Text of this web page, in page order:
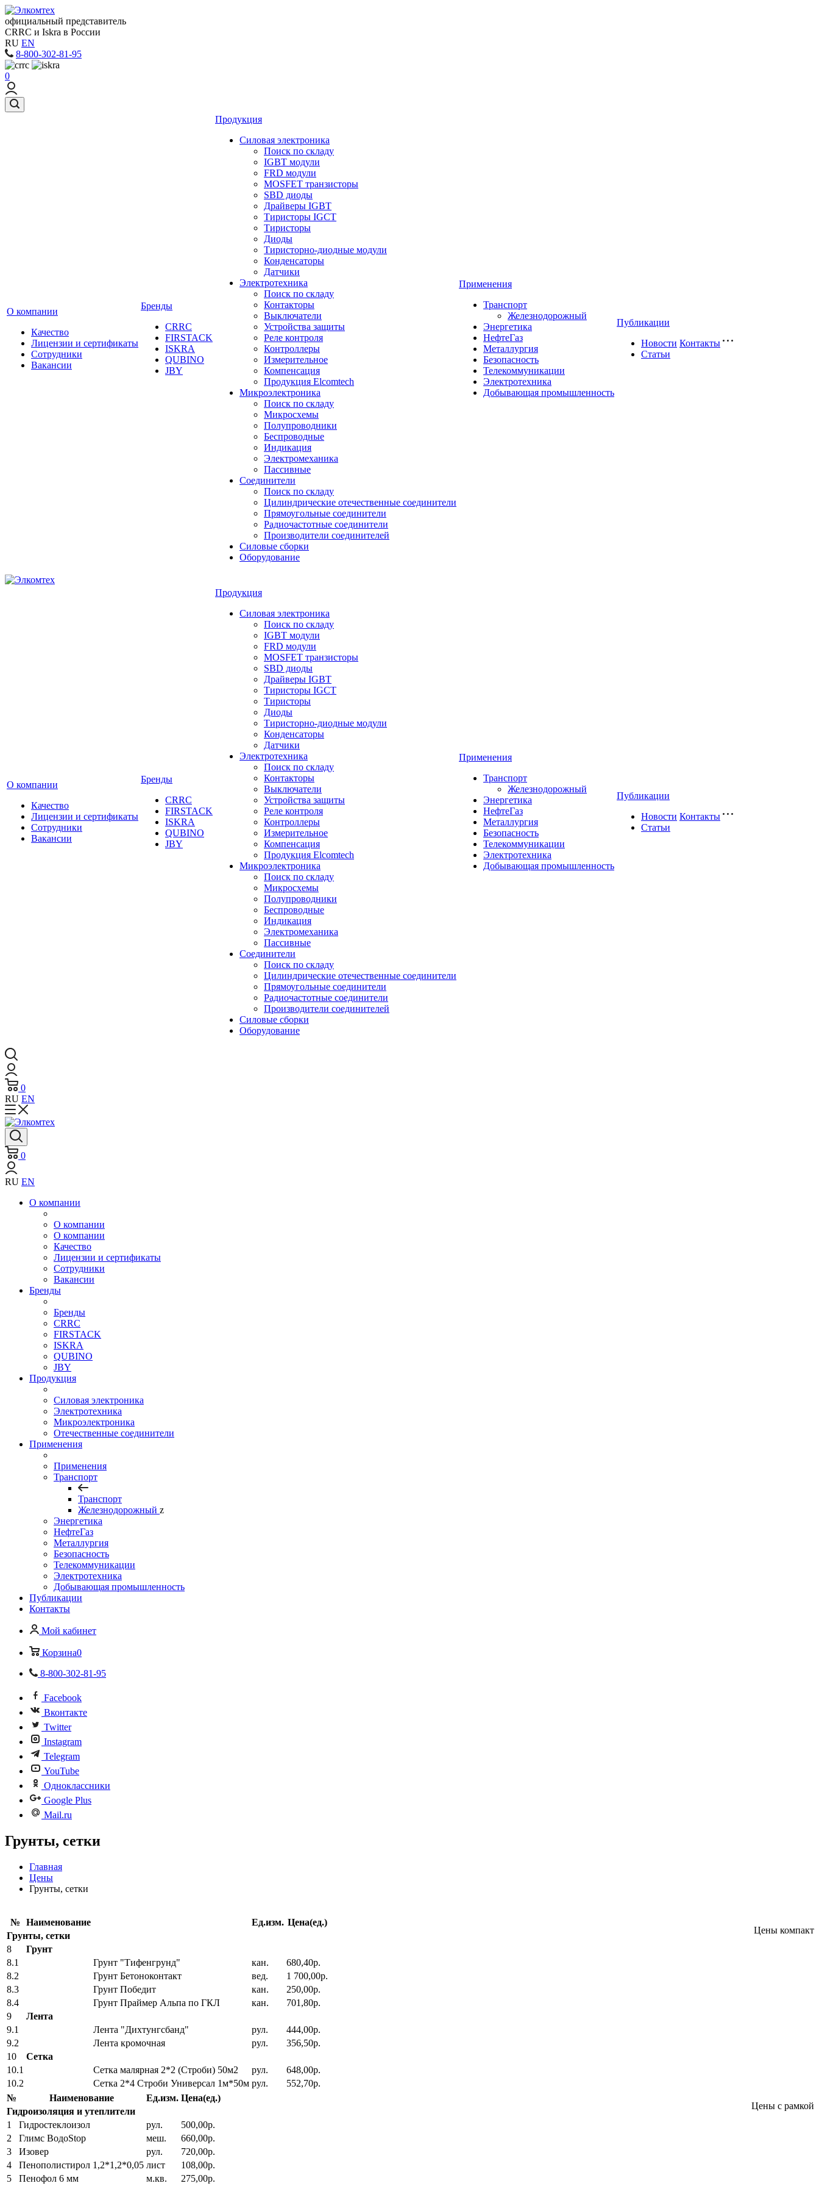
официальный представитель
CRRC и Iskra в России
RU EN
8-800-302-81-95
0
О компании
Качество
Лицензии и сертификаты
Сотрудники
Вакансии
Бренды
CRRC
FIRSTACK
ISKRA
QUBINO
JBY
Продукция
Силовая электроника
Поиск по складу
IGBT модули
FRD модули
MOSFET транзисторы
SBD диоды
Драйверы IGBT
Тиристоры IGCT
Тиристоры
Диоды
Тиристорно-диодные модули
Конденсаторы
Датчики
Электротехника
Поиск по складу
Контакторы
Выключатели
Устройства защиты
Реле контроля
Контроллеры
Измерительное
Компенсация
Продукция Elcomtech
Микроэлектроника
Поиск по складу
Микросхемы
Полупроводники
Беспроводные
Индикация
Электромеханика
Пассивные
Cоединители
Поиск по складу
Цилиндрические отечественные соединители
Прямоугольные соединители
Радиочастотные соединители
Производители соединителей
Силовые сборки
Оборудование
Применения
Транспорт
Железнодорожный
Энергетика
НефтеГаз
Металлургия
Безопасность
Телекоммуникации
Электротехника
Добывающая промышленность
Публикации
Новости
Статьи
Контакты
О компании
Качество
Лицензии и сертификаты
Сотрудники
Вакансии
Бренды
CRRC
FIRSTACK
ISKRA
QUBINO
JBY
Продукция
Силовая электроника
Поиск по складу
IGBT модули
FRD модули
MOSFET транзисторы
SBD диоды
Драйверы IGBT
Тиристоры IGCT
Тиристоры
Диоды
Тиристорно-диодные модули
Конденсаторы
Датчики
Электротехника
Поиск по складу
Контакторы
Выключатели
Устройства защиты
Реле контроля
Контроллеры
Измерительное
Компенсация
Продукция Elcomtech
Микроэлектроника
Поиск по складу
Микросхемы
Полупроводники
Беспроводные
Индикация
Электромеханика
Пассивные
Cоединители
Поиск по складу
Цилиндрические отечественные соединители
Прямоугольные соединители
Радиочастотные соединители
Производители соединителей
Силовые сборки
Оборудование
Применения
Транспорт
Железнодорожный
Энергетика
НефтеГаз
Металлургия
Безопасность
Телекоммуникации
Электротехника
Добывающая промышленность
Публикации
Новости
Статьи
Контакты
0
RU EN
0
RU EN
О компании
О компании
О компании
Качество
Лицензии и сертификаты
Сотрудники
Вакансии
Бренды
Бренды
CRRC
FIRSTACK
ISKRA
QUBINO
JBY
Продукция
Силовая электроника
Электротехника
Микроэлектроника
Отечественные соединители
Применения
Применения
Транспорт
Транспорт
Железнодорожный z
Энергетика
НефтеГаз
Металлургия
Безопасность
Телекоммуникации
Электротехника
Добывающая промышленность
Публикации
Контакты
Мой кабинет
Корзина0
8-800-302-81-95
Facebook
Вконтакте
Twitter
Instagram
Telegram
YouTube
Одноклассники
Google Plus
Mail.ru
Грунты, сетки
Главная
Цены
Грунты, сетки
Цены компакт
№ Наименование Ед.изм. Цена(ед.)
Грунты, сетки
8
Грунт
8.1
Грунт "Тифенгрунд" кан.
680,40р.
8.2
Грунт Бетоноконтакт вед.
1 700,00р.
8.3
Грунт Победит кан.
250,00р.
8.4
Грунт Праймер Альпа по ГКЛ кан.
701,80р.
9
Лента
9.1
Лента "Дихтунгсбанд" рул.
444,00р.
9.2
Лента кромочная рул.
356,50р.
10
Сетка
10.1
Сетка малярная 2*2 (Строби) 50м2 рул.
648,00р.
10.2
Сетка 2*4 Строби Универсал 1м*50м рул. 552,70р.
Цены с рамкой
№ Наименование Ед.изм. Цена(ед.)
Гидроизоляция и утеплители
1
Гидростеклоизол рул.
500,00р.
2
Глимс ВодоStop меш.
660,00р.
3
Изовер рул.
720,00р.
4
Пенополистирол 1,2*1,2*0,05 лист
108,00р.
5
Пенофол 6 мм м.кв. 275,00р.